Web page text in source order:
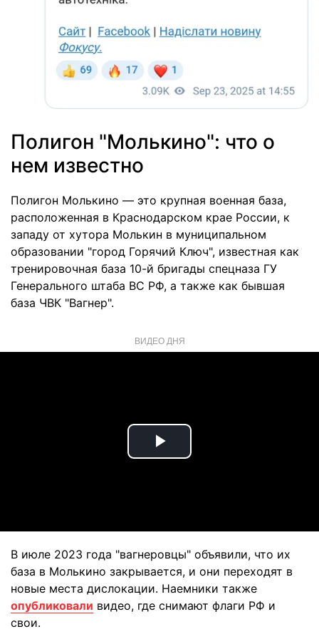
Полигон "Молькино": что о
нем известно
Полигон Молькино — это крупная военная база,
расположенная в Краснодарском крае России, к
западу от хутора Молькин в муниципальном
образовании "город Горячий Ключ", известная как
тренировочная база 10-й бригады спецназа ГУ
Генерального штаба ВС РФ, а также как бывшая
база ЧВК "Вагнер".
ВИДЕО ДНЯ
Play
В июле 2023 года "вагнеровцы" объявили, что их
база в Молькино закрывается, и они переходят в
новые места дислокации. Наемники также
опубликовали видео, где снимают флаги РФ и
свои.